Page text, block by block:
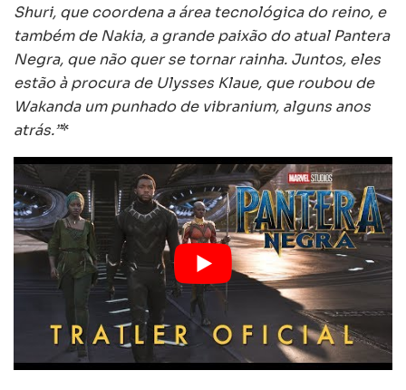
Shuri, que coordena a área tecnológica do reino, e
também de Nakia, a grande paixão do atual Pantera
Negra, que não quer se tornar rainha. Juntos, eles
estão à procura de Ulysses Klaue, que roubou de
Wakanda um punhado de vibranium, alguns anos
atrás.”*